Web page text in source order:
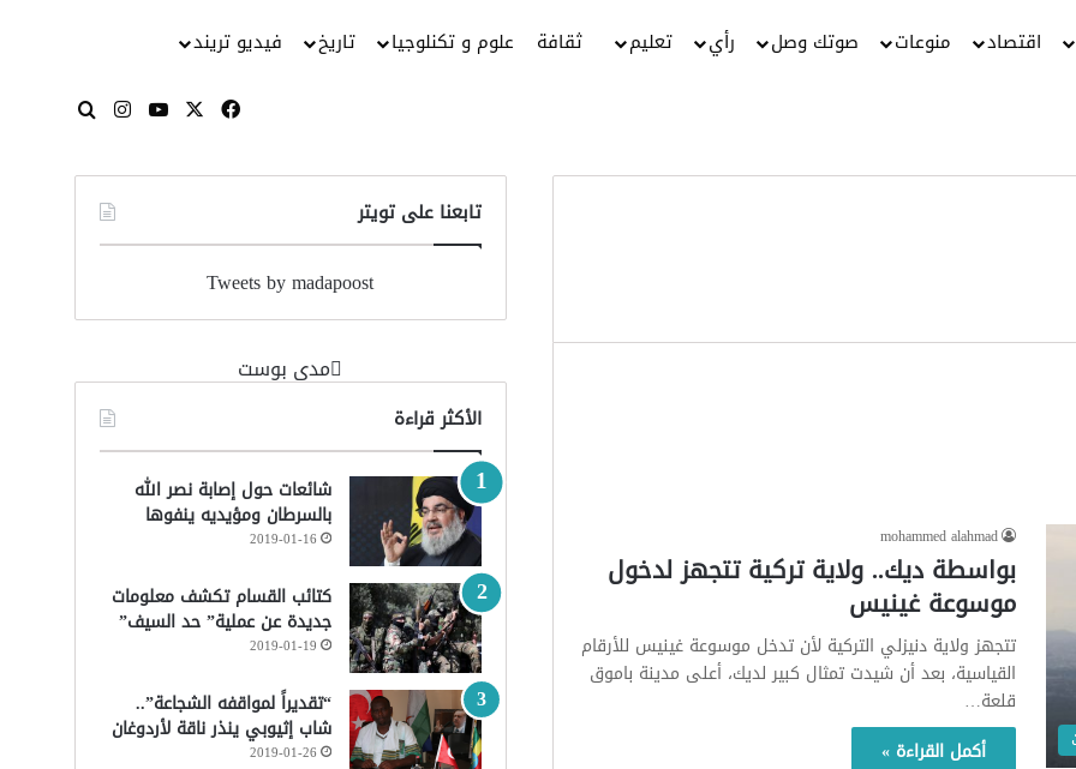
اقتصاد منوعات صوتك وصل رأي تعليم ثقافة علوم و تكنلوجيا تاريخ فيديو تريند
فيسبوك
‫X
‫YouTube
انستقرامبحث عن
mohammed alahmad
بواسطة ديك.. ولاية تركية تتجهز لدخول
موسوعة غينيس
تتجهز ولاية دنيزلي التركية لأن تدخل موسوعة غينيس للأرقام
القياسية، بعد أن شيدت تمثال كبير لديك، أعلى مدينة باموق
قلعة…
أكمل القراءة »
تابعنا على تويتر
Tweets by madapoost
‏مدى بوست‏
الأكثر قراءة
شائعات حول إصابة نصر الله
بالسرطان ومؤيديه ينفوها
2019-01-16
كتائب القسام تكشف معلومات
جديدة عن عملية” حد السيف”
2019-01-19
“تقديراً لمواقفه الشجاعة”..
شاب إثيوبي ينذر ناقة لأردوغان
2019-01-26